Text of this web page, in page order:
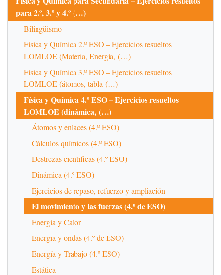
para 2.º, 3.º y 4.º (…)
Bilingüismo
Física y Química 2.º ESO – Ejercicios resueltos
LOMLOE (Materia, Energía, (…)
Física y Química 3.º ESO – Ejercicios resueltos
LOMLOE (átomos, tabla (…)
Física y Química 4.º ESO – Ejercicios resueltos
LOMLOE (dinámica, (…)
Átomos y enlaces (4.º ESO)
Cálculos químicos (4.º ESO)
Destrezas científicas (4.º ESO)
Dinámica (4.º ESO)
Ejercicios de repaso, refuerzo y ampliación
El movimiento y las fuerzas (4.º de ESO)
Energía y Calor
Energía y ondas (4.º de ESO)
Energía y Trabajo (4.º ESO)
Estática